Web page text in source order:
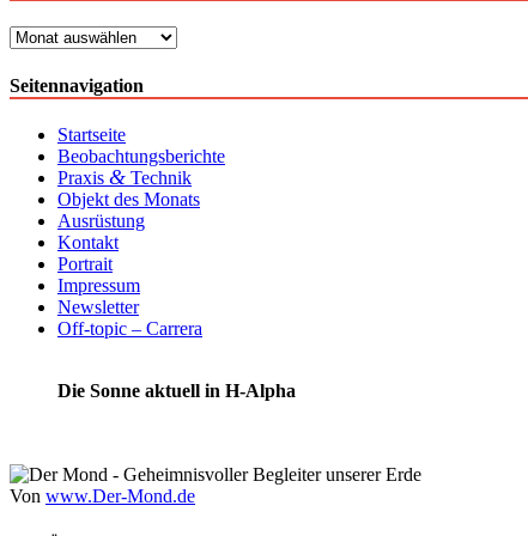
Archiv
Seitennavigation
Startseite
Beobachtungsberichte
Praxis & Technik
Objekt des Monats
Ausrüstung
Kontakt
Portrait
Impressum
Newsletter
Off-topic – Carrera
Die Sonne aktuell in H-Alpha
Von www.Der-Mond.de